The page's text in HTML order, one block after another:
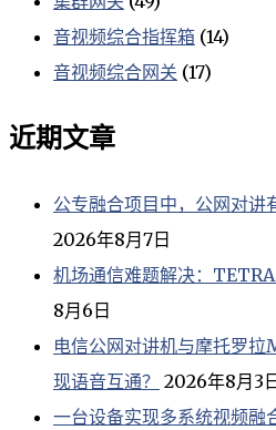
音视频综合指挥箱 (14)
音视频综合网关 (17)
近期文章
公专融合项目中，公网对讲
2026年8月7日
机场通信难题解决：
8月6日
电信公网对讲机与摩托罗
现语音互通？ 2026年8月3日
一台设备实现多系统视频